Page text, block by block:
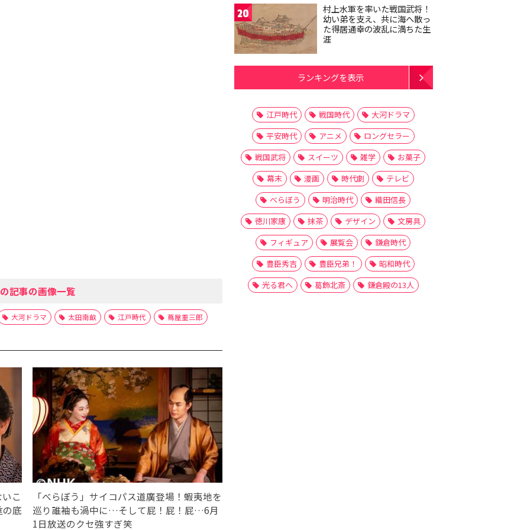
記事の画像一覧
大河ドラマ 太田南畝 江戸時代 蔦屋重三郎
こ
の底
「べらぼう」サイコパス道廣登場！蝦夷地を
巡り誰袖も渦中に…そして屁！屁！屁…6月
1日放送のクセ強すぎ笑
20
村上水軍を率いた戦国武将！
幼い弟を支え、共に海へ散っ
た得居通幸の波乱に満ちた生
涯
ランキングを表示
江戸時代 戦国時代
大河ドラマ
平安時代
アニメ
ロングセラー
戦国武将
スイーツ 雑学
お菓子
幕末
漫画 時代劇
テレビ
べらぼう
明治時代
織田信長
徳川家康
抹茶 デザイン
文房具
フィギュア
展覧会
鎌倉時代
豊臣秀吉
豊臣兄弟！
昭和時代
光る君へ
葛飾北斎 鎌倉殿の13人